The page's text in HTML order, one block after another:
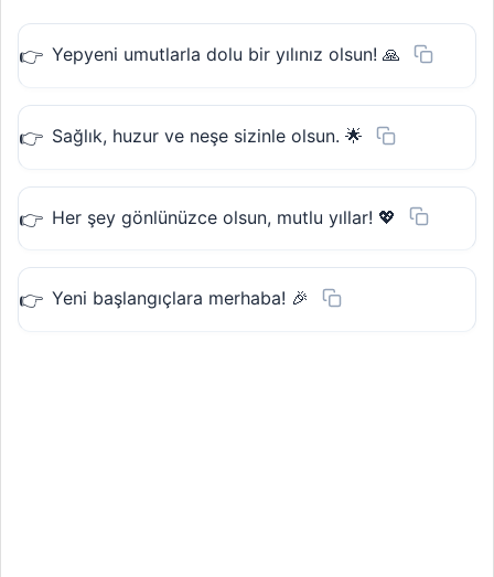
Yepyeni umutlarla dolu bir yılınız olsun! 🙏
Sağlık, huzur ve neşe sizinle olsun. 🌟
Her şey gönlünüzce olsun, mutlu yıllar! 💖
Yeni başlangıçlara merhaba! 🎉